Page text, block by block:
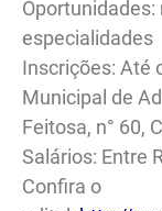
especialidades
Inscrições: Até
Municipal de
Feitosa, n° 60,
Salários: Entre
Confira o